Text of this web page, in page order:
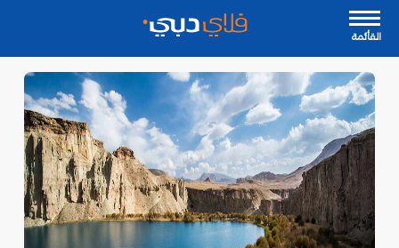
القأئمة